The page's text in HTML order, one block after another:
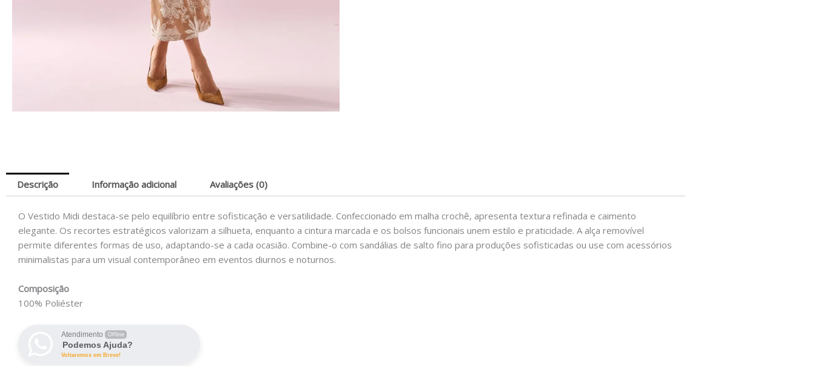
Descrição Informação adicional Avaliações (0)
O Vestido Midi destaca-se pelo equilíbrio entre sofisticação e versatilidade. Confeccionado em malha crochê, apresenta textura refinada e caimento
elegante. Os recortes estratégicos valorizam a silhueta, enquanto a cintura marcada e os bolsos funcionais unem estilo e praticidade. A alça removível
permite diferentes formas de uso, adaptando-se a cada ocasião. Combine-o com sandálias de salto fino para produções sofisticadas ou use com acessórios
minimalistas para um visual contemporâneo em eventos diurnos e noturnos.
Composição
100% Poliéster
Atendimento Offline
Podemos Ajuda?
Voltaremos em Breve!